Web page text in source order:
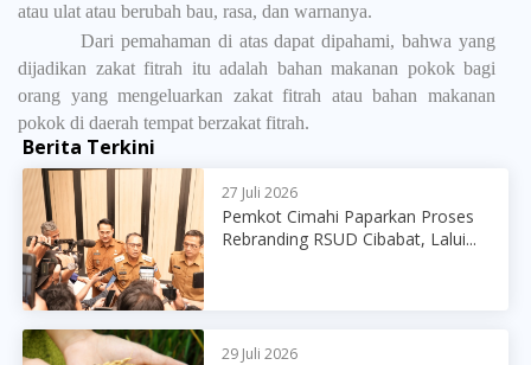
atau ulat atau berubah bau, rasa, dan warnanya.
Dari pemahaman di atas dapat dipahami, bahwa yang
dijadikan zakat fitrah itu adalah bahan makanan pokok bagi
orang yang mengeluarkan zakat fitrah atau bahan makanan
pokok di daerah tempat berzakat fitrah.
Berita Terkini
27 Juli 2026
Pemkot Cimahi Paparkan Proses
Rebranding RSUD Cibabat, Lalui...
29 Juli 2026